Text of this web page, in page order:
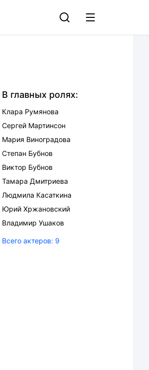
В главных ролях:
Клара Румянова
Сергей Мартинсон
Мария Виноградова
Степан Бубнов
Виктор Бубнов
Тамара Дмитриева
Людмила Касаткина
Юрий Хржановский
Владимир Ушаков
Всего актеров: 9